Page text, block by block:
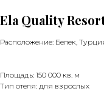
Ela Quality
Расположение: Белек,
Площадь: 150 000 кв. м
Тип отеля: для взрослых